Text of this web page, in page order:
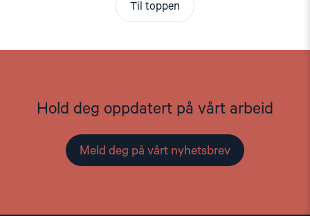
Til toppen
Hold deg oppdatert på vårt arbeid
Meld deg på vårt nyhetsbrev